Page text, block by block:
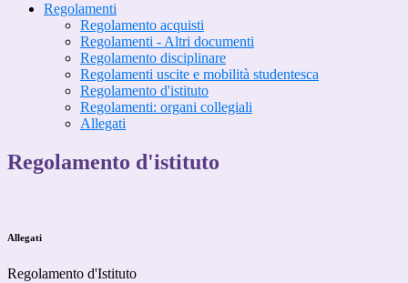
Regolamenti
Regolamento acquisti
Regolamenti - Altri documenti
Regolamento disciplinare
Regolamenti uscite e mobilità studentesca
Regolamento d'istituto
Regolamenti: organi collegiali
Allegati
Regolamento d'istituto
Allegati
Regolamento d'Istituto